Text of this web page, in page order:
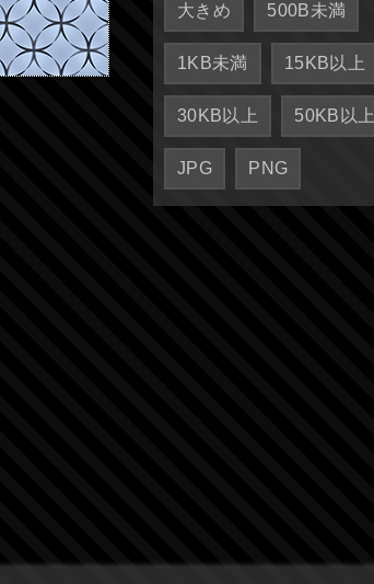
大きめ 500B未満
1KB未満 15KB以上
30KB以上 50KB以上
JPG PNG